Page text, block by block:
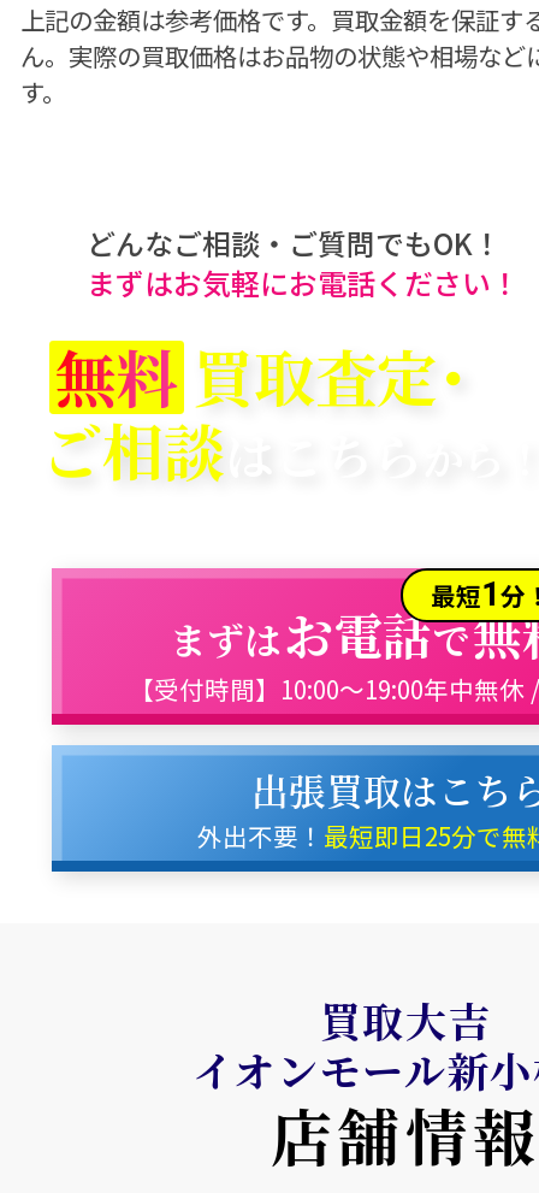
上記の金額は参考価格です。買取金額を保証す
ん。 実際の買取価格はお品物の状態や相場など
す。
どんなご相談・ご質問でもOK！
まずはお気軽にお電話ください！
無料 買取査定･
ご相談
最短1分
まずはお電話で無
【受付時間】10:00～19:00年中無休
出張買取はこち
外出不要！ 最短即日25分で無
買取大吉
イオンモール新
店舗情